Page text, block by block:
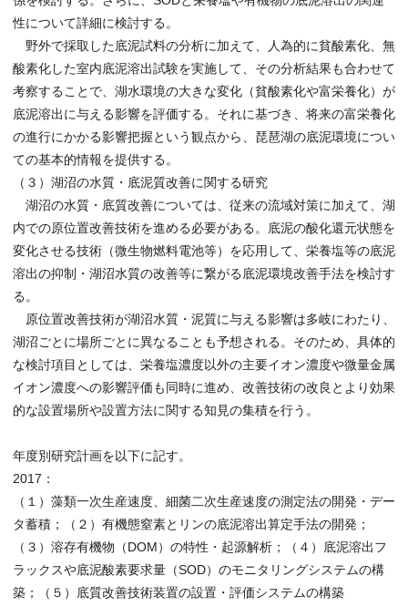
性について詳細に検討する。
野外で採取した底泥試料の分析に加えて、人為的に貧酸素化、無
酸素化した室内底泥溶出試験を実施して、その分析結果も合わせて
考察することで、湖水環境の大きな変化（貧酸素化や富栄養化）が
底泥溶出に与える影響を評価する。それに基づき、将来の富栄養化
の進行にかかる影響把握という観点から、琵琶湖の底泥環境につい
ての基本的情報を提供する。
（３）湖沼の水質・底泥質改善に関する研究
湖沼の水質・底質改善については、従来の流域対策に加えて、湖
内での原位置改善技術を進める必要がある。底泥の酸化還元状態を
変化させる技術（微生物燃料電池等）を応用して、栄養塩等の底泥
溶出の抑制・湖沼水質の改善等に繋がる底泥環境改善手法を検討す
る。
原位置改善技術が湖沼水質・泥質に与える影響は多岐にわたり、
湖沼ごとに場所ごとに異なることも予想される。そのため、具体的
な検討項目としては、栄養塩濃度以外の主要イオン濃度や微量金属
イオン濃度への影響評価も同時に進め、改善技術の改良とより効果
的な設置場所や設置方法に関する知見の集積を行う。
年度別研究計画を以下に記す。
2017：
（１）藻類一次生産速度、細菌二次生産速度の測定法の開発・デー
タ蓄積；（２）有機態窒素とリンの底泥溶出算定手法の開発；
（３）溶存有機物（DOM）の特性・起源解析；（４）底泥溶出フ
ラックスや底泥酸素要求量（SOD）のモニタリングシステムの構
築；（５）底質改善技術装置の設置・評価システムの構築